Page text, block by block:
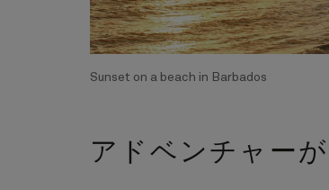
Sunset on a beach in Barbados
アドベンチャー